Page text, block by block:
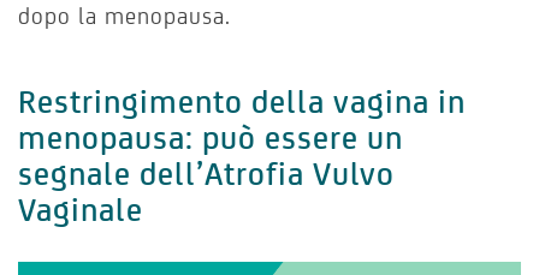
dopo la menopausa.
Restringimento della vagina in
menopausa: può essere un
segnale dell’Atrofia Vulvo
Vaginale